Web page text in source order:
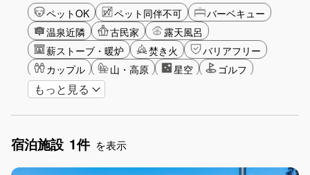
ペットOK ペット同伴不可
バーベキュー
温泉近隣
古民家
露天風呂
薪ストーブ・暖炉
焚き火
バリアフリー
カップル
山・高原 星空
ゴルフ
グリーンツーリズム
もっと見る
宿泊施設 1件 を表示